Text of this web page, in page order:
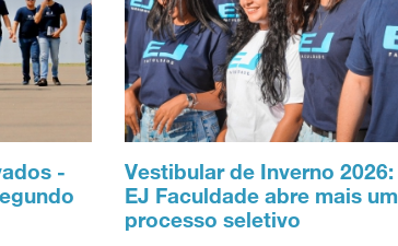
-
Vestibular de Inverno 2026:
EJ Faculdade abre mais um
processo seletivo